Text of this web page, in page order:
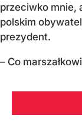
przeciwko mnie,
polskim
prezydent.
– Co